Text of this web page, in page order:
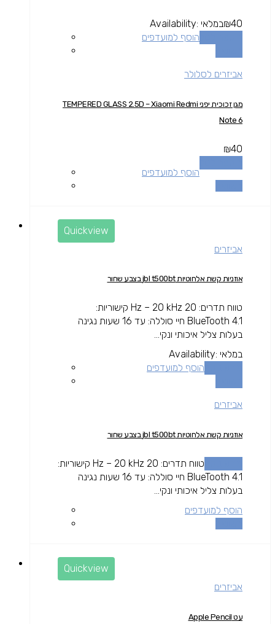
₪40
Availability: במלאי
הוסף למועדפים
אביזרים לסלולר
מגן זכוכית יפני TEMPERED GLASS 2.5D – Xiaomi Redmi
Note 6
₪40
הוסף למועדפים
Quickview
אביזרים
אוזניות קשת אלחוטיות jbl t500bt בצבע שחור
טווח תדרים: 20 Hz – 20 kHz קישוריות:
BlueTooth 4.1 חיי סוללה: עד 16 שעות נגינה
בעלות צליל איכותי ונקי...
Availability: במלאי
הוסף למועדפים
אביזרים
אוזניות קשת אלחוטיות jbl t500bt בצבע שחור
טווח תדרים: 20 Hz – 20 kHz קישוריות:
BlueTooth 4.1 חיי סוללה: עד 16 שעות נגינה
בעלות צליל איכותי ונקי...
הוסף למועדפים
Quickview
אביזרים
עט Apple Pencil